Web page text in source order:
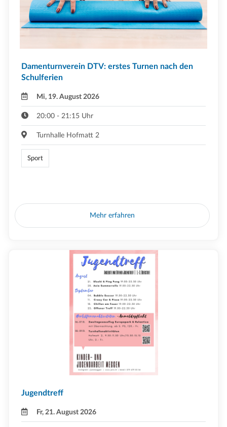
Damenturnverein DTV: erstes Turnen nach den
Schulferien
Mi, 19. August 2026
20:00 - 21:15 Uhr
Turnhalle Hofmatt 2
Sport
Mehr erfahren
Jugendtreff
Fr, 21. August 2026